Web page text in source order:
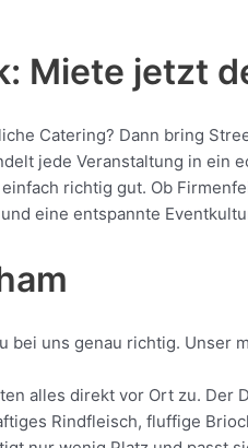
Miete jetzt
Catering? Dann bring
jede Veranstaltung in
richtig gut. Ob
eine entspannte
bei uns genau richtig.
alles direkt vor Ort zu.
Rindfleisch, fluffige